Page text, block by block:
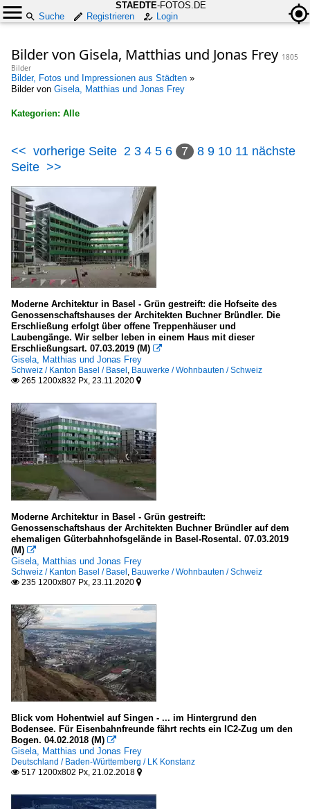
STAEDTE-FOTOS.DE
Suche
Registrieren Login
Bilder von Gisela, Matthias und Jonas Frey 1805
Bilder
Bilder, Fotos und Impressionen aus Städten »
Bilder von Gisela, Matthias und Jonas Frey
Kategorien: Alle
Alle Kategorien
Dänemark
BIG - Bjarke Ingels Group
Henning Larsen Architects
Deutschland
Auer und Weber Architekten (Stuttgart ; München)
Behnisch Architekten
Behnisch und Partner, Stuttgart
Brückner und Brückner Architekten, Tirschenreuth
Hans Scharoun
Lederer, Ragnarsdottir, Oei (Stuttgart)
Oswald Mathias Ungers
Schlaich, Bergermann und Partner (Stuttgart)
Wulf und Partner (Stuttgart)
Österreich
Schweiz
Herzog und de Meuron
Peter Zumthor
USA
Frank Gehry
Murphy und Jahn
Richard Meier and Partners Architects
Vereinigtes Königreich
Chipperfield Architects
Foster and Partners, London
<< vorherige Seite 2 3 4 5 6 7 8 9 10 11 nächste
Seite >>
Moderne Architektur in Basel - Grün gestreift: die Hofseite des
Genossenschaftshauses der Architekten Buchner Bründler. Die
Erschließung erfolgt über offene Treppenhäuser und
Laubengänge. Wir selber leben in einem Haus mit dieser
Erschließungsart. 07.03.2019 (M) 
Gisela, Matthias und Jonas Frey
Schweiz / Kanton Basel / Basel , Bauwerke / Wohnbauten / Schweiz
 265 1200x832 Px, 23.11.2020 
Moderne Architektur in Basel - Grün gestreift:
Genossenschaftshaus der Architekten Buchner Bründler auf dem
ehemaligen Güterbahnhofsgelände in Basel-Rosental. 07.03.2019
(M) 
Gisela, Matthias und Jonas Frey
Schweiz / Kanton Basel / Basel , Bauwerke / Wohnbauten / Schweiz
 235 1200x807 Px, 23.11.2020 
Blick vom Hohentwiel auf Singen - ... im Hintergrund den
Bodensee. Für Eisenbahnfreunde fährt rechts ein IC2-Zug um den
Bogen. 04.02.2018 (M) 
Gisela, Matthias und Jonas Frey
Deutschland / Baden-Württemberg / LK Konstanz
 517 1200x802 Px, 21.02.2018 